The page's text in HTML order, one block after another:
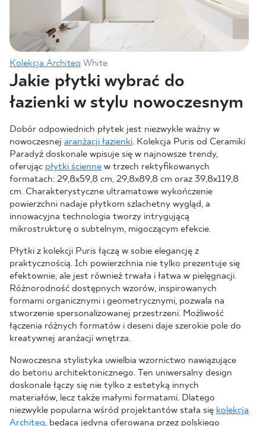
Kolekcja Architeq White
Jakie płytki wybrać do
łazienki w stylu nowoczesnym
Dobór odpowiednich płytek jest niezwykle ważny w
nowoczesnej aranżacji łazienki. Kolekcja Puris od Ceramiki
Paradyż doskonale wpisuje się w najnowsze trendy,
oferując płytki ścienne w trzech rektyfikowanych
formatach: 29,8x59,8 cm, 29,8x89,8 cm oraz 39,8x119,8
cm. Charakterystyczne ultramatowe wykończenie
powierzchni nadaje płytkom szlachetny wygląd, a
innowacyjna technologia tworzy intrygującą
mikrostrukturę o subtelnym, migoczącym efekcie.
Płytki z kolekcji Puris łączą w sobie elegancję z
praktycznością. Ich powierzchnia nie tylko prezentuje się
efektownie, ale jest również trwała i łatwa w pielęgnacji.
Różnorodność dostępnych wzorów, inspirowanych
formami organicznymi i geometrycznymi, pozwala na
stworzenie spersonalizowanej przestrzeni. Możliwość
łączenia różnych formatów i deseni daje szerokie pole do
kreatywnej aranżacji wnętrza.
Nowoczesna stylistyka uwielbia wzornictwo nawiązujące
do betonu architektonicznego. Ten uniwersalny design
doskonale łączy się nie tylko z estetyką innych
materiałów, lecz także małymi formatami. Dlatego
niezwykle popularna wśród projektantów stała się kolekcja
Architeq, będąca jedyną oferowaną przez polskiego